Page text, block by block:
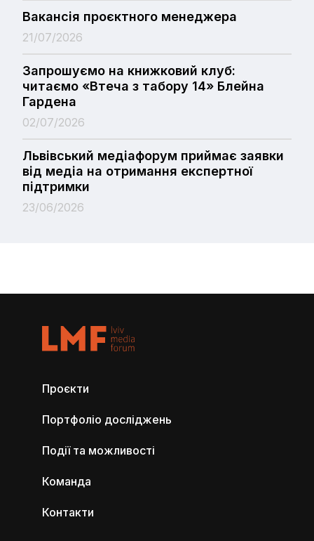
Вакансія проєктного менеджера
21/07/2026
Запрошуємо на книжковий клуб:
читаємо «Втеча з табору 14» Блейна
Гардена
02/07/2026
Львівський медіафорум приймає заявки
від медіа на отримання експертної
підтримки
23/06/2026
Проєкти
Портфоліо досліджень
Події та можливості
Команда
Контакти